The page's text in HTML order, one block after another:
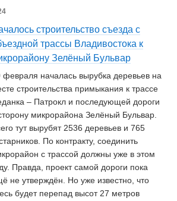
строительство съезда с
трассы Владивостока к
Зелёный Бульвар
февраля началась вырубка деревьев на
строительства примыкания к трассе
– Патрокл и последующей дороги
микрорайона Зелёный Бульвар.
тут вырубят 2536 деревьев и 765
По контракту, соединить
с трассой должны уже в этом
Правда, проект самой дороги пока
не утверждён. Но уже известно, что
будет перепад высот 27 метров